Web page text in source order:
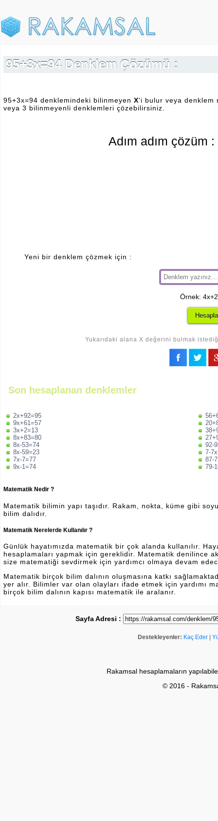
95+3x=94 Denklem Çözümü :
95+3x=94 denklemindeki bilinmeyen X'i bulur veya denklem
veya 3 bilinmeyenli denklemleri çözebilirsiniz.
Adım adım çözüm :
Yeni bir denklem çözmek için :
Örnek:
Yukarıdaki alana X değerini bulmak
Son hesaplanan denklemler
2x+92=95
9x+61=57
3x+2=13
8x+83=80
8x-53=74
8x-59=23
7x-7=77
9x-1=74
92-
7-
87-
79-
Matematik Nedir ?
Matematik bilimin yapı taşıdır. Rakam, nokta, küme gibi
bilim dalıdır.
Matematik Nerelerde Kullanılır ?
Günlük hayatımızda matematik bir çok alanda kullanılır.
hesaplamaları yapmak için gereklidir. Matematik denilince
size matematiği sevdirmek için yardımcı olmaya devam
Matematik birçok bilim dalının oluşmasına katkı
yer alır. Bilimler var olan olayları ifade etmek için yardımı
birçok bilim dalının kapısı matematik ile aralanır.
Sayfa Adresi :
Destekleyenler: Kaç Eder
Rakamsal hesaplamaların
© 2016 -